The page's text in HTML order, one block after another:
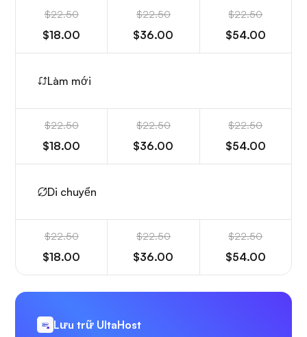
$22.50
$18.00
$22.50
$36.00
$22.50
$54.00
Làm mới
$22.50
$18.00
$22.50
$36.00
$22.50
$54.00
Di chuyển
$22.50
$18.00
$22.50
$36.00
$22.50
$54.00
Lưu trữ UltaHost